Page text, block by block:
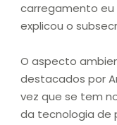
carregamento eu
explicou o
O aspecto
destacados por
vez que se tem
da tecnologia de